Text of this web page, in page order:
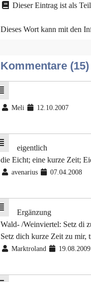
Dieser Eintrag ist als
Dieses Wort kann mit den
Kommentare (15)
Meli 12.10.2007
eigentlich
die Eicht; eine kurze Zeit;
avenarius 07.04.2008
Ergänzung
Wald- /Weinviertel: Setz di
Setz dich kurze Zeit zu mir,
Marktroland 19.08.2009